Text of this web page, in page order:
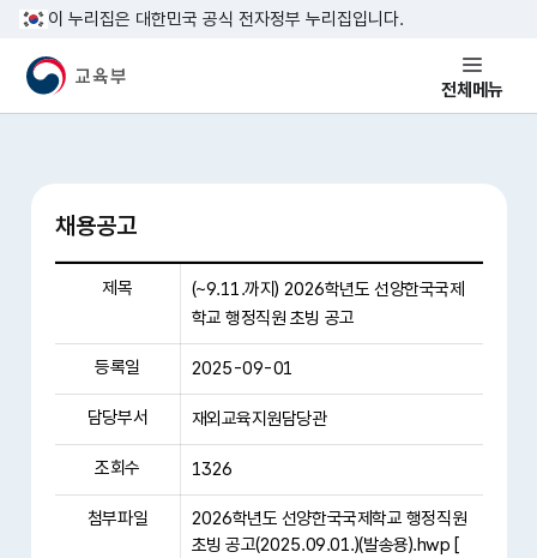
본문 바로가기
이 누리집은 대한민국 공식 전자정부 누리집입니다.
교육부 국민 메인홈페이지 전체메뉴
채용공고
제목
(~9.11.까지) 2026학년도 선양한국국제
학교 행정직원 초빙 공고
등록일 2025-09-01
담당부서 재외교육지원담당관
조회수 1326
첨부파일
2026학년도 선양한국국제학교 행정직원
초빙 공고(2025.09.01.)(발송용).hwp [